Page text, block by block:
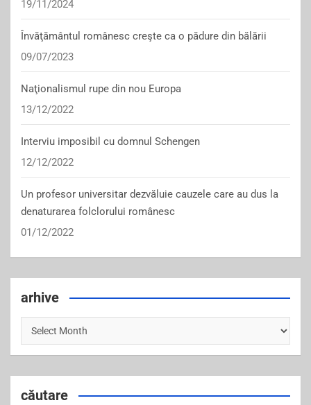
19/11/2024
Învăţământul românesc creşte ca o pădure din bălării
09/07/2023
Naţionalismul rupe din nou Europa
13/12/2022
Interviu imposibil cu domnul Schengen
12/12/2022
Un profesor universitar dezvăluie cauzele care au dus la
denaturarea folclorului românesc
01/12/2022
arhive
arhive
căutare